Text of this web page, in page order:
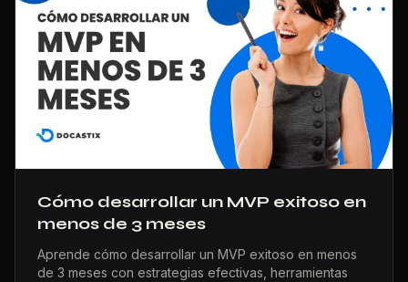
Cómo desarrollar un MVP exitoso en
menos de 3 meses
Aprende cómo desarrollar un MVP exitoso en menos
de 3 meses con estrategias efectivas, herramientas